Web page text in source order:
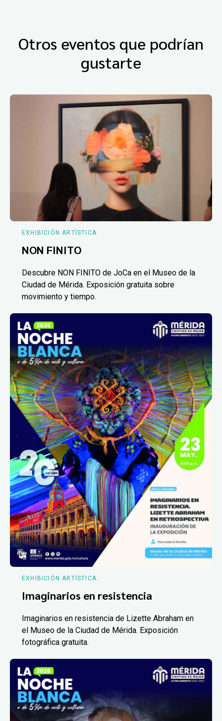
Otros eventos que podrían
gustarte
EXHIBICIÓN ARTÍSTICA
NON FINITO
Descubre NON FINITO de JoCa en el Museo de la
Ciudad de Mérida. Exposición gratuita sobre
movimiento y tiempo.
EXHIBICIÓN ARTÍSTICA
Imaginarios en resistencia
Imaginarios en resistencia de Lizette Abraham en
el Museo de la Ciudad de Mérida. Exposición
fotográfica gratuita.